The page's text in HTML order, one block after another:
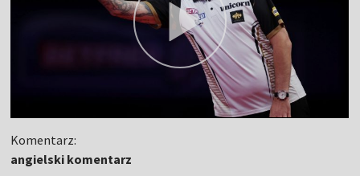
Komentarz:
angielski komentarz